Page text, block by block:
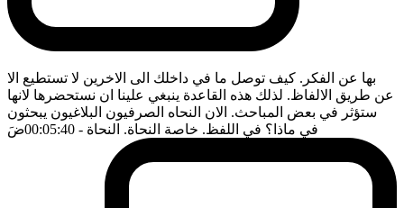
بها عن الفكر. كيف توصل ما في داخلك الى الاخرين لا تستطيع الا
عن طريق الالفاظ. لذلك هذه القاعدة ينبغي علينا ان نستحضرها لانها
ستؤثر في بعض المباحث. الان النحاه الصرفيون البلاغيون يبحثون
في ماذا؟ في اللفظ. خاصة النحاة. النحاة - 00:05:40 ضَ